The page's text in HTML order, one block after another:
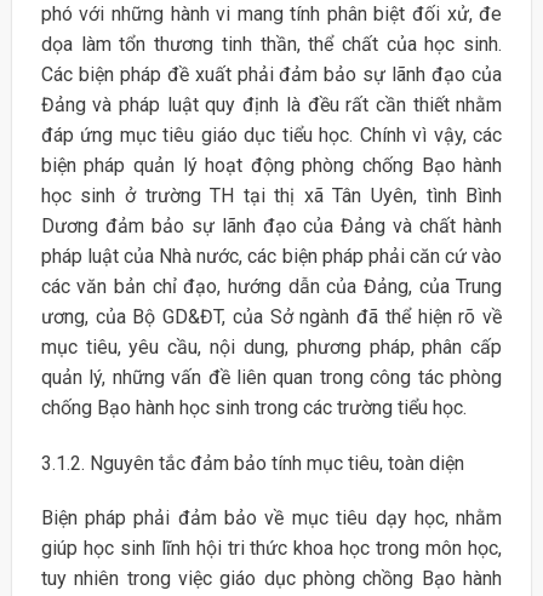
phó với những hành vi mang tính phân biệt đối xử, đe
dọa làm tổn thương tinh thần, thể chất của học sinh.
Các biện pháp đề xuất phải đảm bảo sự lãnh đạo của
Đảng và pháp luật quy định là đều rất cần thiết nhằm
đáp ứng mục tiêu giáo dục tiểu học. Chính vì vậy, các
biện pháp quản lý hoạt động phòng chống Bạo hành
học sinh ở trường TH tại thị xã Tân Uyên, tình Bình
Dương đảm bảo sự lãnh đạo của Đảng và chất hành
pháp luật của Nhà nước, các biện pháp phải căn cứ vào
các văn bản chỉ đạo, hướng dẫn của Đảng, của Trung
ương, của Bộ GD&ĐT, của Sở ngành đã thể hiện rõ về
mục tiêu, yêu cầu, nội dung, phương pháp, phân cấp
quản lý, những vấn đề liên quan trong công tác phòng
chống Bạo hành học sinh trong các trường tiểu học.
3.1.2. Nguyên tắc đảm bảo tính mục tiêu, toàn diện
Biện pháp phải đảm bảo về mục tiêu dạy học, nhằm
giúp học sinh lĩnh hội tri thức khoa học trong môn học,
tuy nhiên trong việc giáo dục phòng chồng Bạo hành